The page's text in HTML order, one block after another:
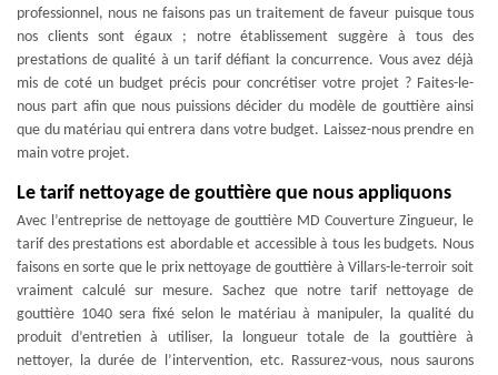
professionnel, nous ne faisons pas un traitement de faveur puisque tous
nos clients sont égaux ; notre établissement suggère à tous des
prestations de qualité à un tarif défiant la concurrence. Vous avez déjà
mis de coté un budget précis pour concrétiser votre projet ? Faites-le-
nous part afin que nous puissions décider du modèle de gouttière ainsi
que du matériau qui entrera dans votre budget. Laissez-nous prendre en
main votre projet.
Le tarif nettoyage de gouttière que nous appliquons
Avec l’entreprise de nettoyage de gouttière MD Couverture Zingueur, le
tarif des prestations est abordable et accessible à tous les budgets. Nous
faisons en sorte que le prix nettoyage de gouttière à Villars-le-terroir soit
vraiment calculé sur mesure. Sachez que notre tarif nettoyage de
gouttière 1040 sera fixé selon le matériau à manipuler, la qualité du
produit d’entretien à utiliser, la longueur totale de la gouttière à
nettoyer, la durée de l’intervention, etc. Rassurez-vous, nous saurons